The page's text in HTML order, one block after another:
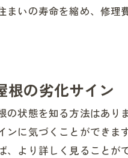
いの寿命を縮め、修理
根の劣化サイン
の状態を知る方法はあ
ンに気づくことができ
より詳しく見ることが